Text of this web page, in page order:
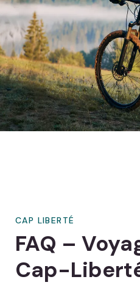
CAP LIBERTÉ
FAQ –
Cap-